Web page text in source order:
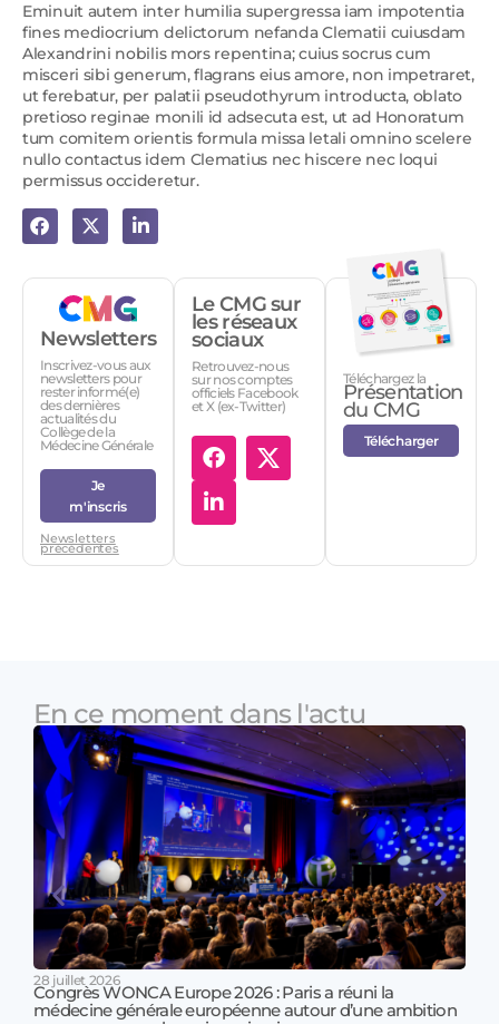
Eminuit autem inter humilia supergressa iam impotentia
fines mediocrium delictorum nefanda Clematii cuiusdam
Alexandrini nobilis mors repentina; cuius socrus cum
misceri sibi generum, flagrans eius amore, non impetraret,
ut ferebatur, per palatii pseudothyrum introducta, oblato
pretioso reginae monili id adsecuta est, ut ad Honoratum
tum comitem orientis formula missa letali omnino scelere
nullo contactus idem Clematius nec hiscere nec loqui
permissus occideretur.
Newsletters
Inscrivez-vous aux
newsletters pour
rester informé(e)
des dernières
actualités du
Collège de la
Médecine Générale
Je
m'inscris
Newsletters
précédentes
Le CMG sur
les réseaux
sociaux
Retrouvez-nous
sur nos comptes
officiels Facebook
et X (ex-Twitter)
Téléchargez la
Présentation
du CMG
Télécharger
En ce moment dans l'actu
28 juillet 2026
Congrès WONCA Europe 2026 : Paris a réuni la
médecine générale européenne autour d’une ambition